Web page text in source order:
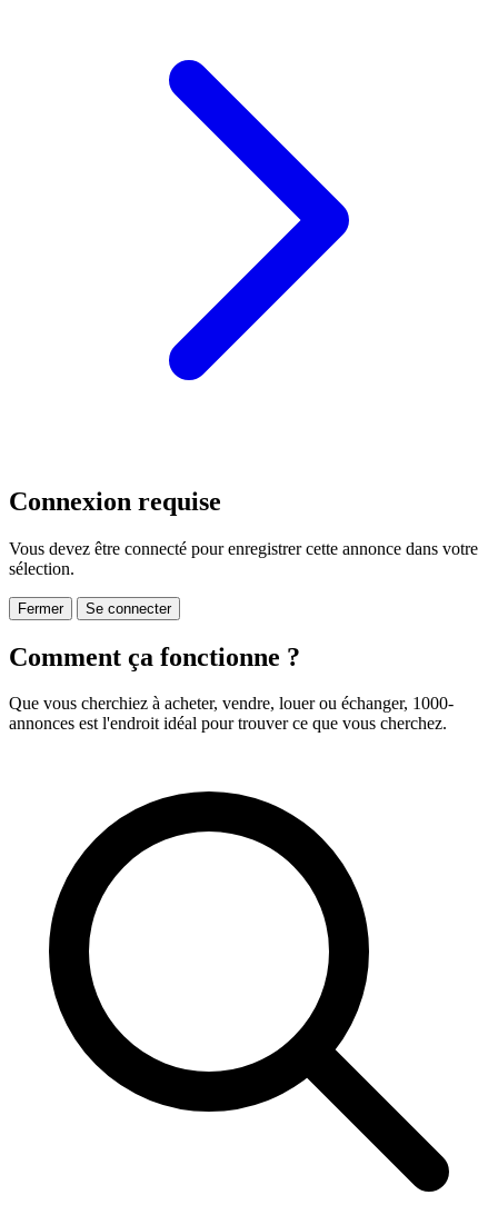
Connexion requise
Vous devez être connecté pour enregistrer cette annonce dans votre
sélection.
Fermer Se connecter
Comment ça fonctionne ?
Que vous cherchiez à acheter, vendre, louer ou échanger, 1000-
annonces est l'endroit idéal pour trouver ce que vous cherchez.